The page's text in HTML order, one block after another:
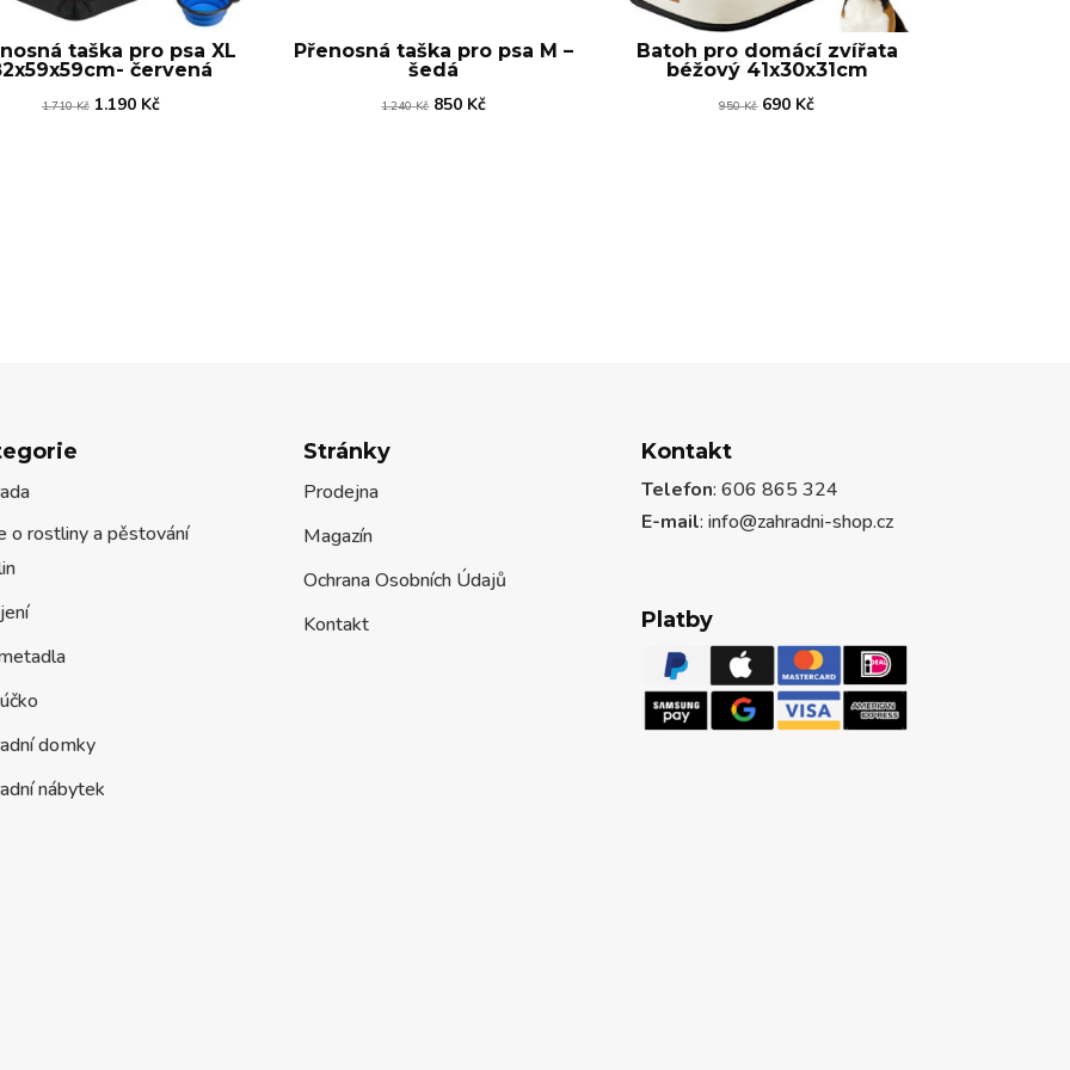
taška pro psa XL
červená
1.710Kč Původní
1.190 KčAktuální
Přenosná taška pro psa M –
šedá
1.240Kč Původní
850 KčAktuální
Batoh pro domácí zvířata
béžový 41x30x31cm
950Kč Původní
690 KčAktuální
o rostliny a pěstování
domky
nábytek
Stránky
Prodejna
Magazín
Ochrana Osobních Údajů
Kontakt
Kontakt
Telefon: 606 865 324
E-mail: info@zahradni-shop.cz
Platby